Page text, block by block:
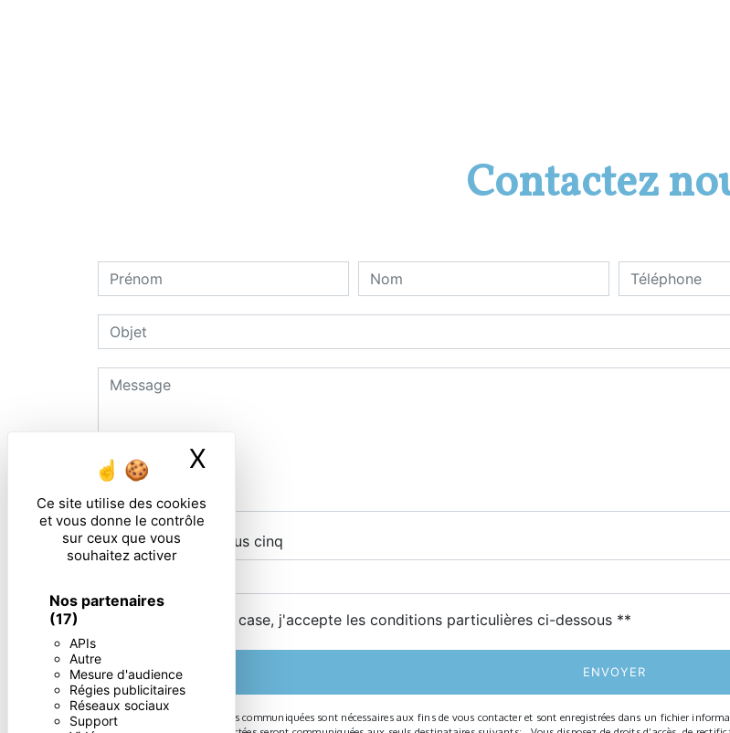
Ce site utilise des cookies
et vous donne le contrôle
sur ceux que vous
souhaitez activer
Nos partenaires
(17)
APIs
Autre
Mesure d'audience
Régies publicitaires
Réseaux sociaux
Support
X
Contactez
Combien font six plus cinq
En cochant cette case, j'accepte les conditions particulières ci-dessous **
ENVOYER
** Les données personnelles communiquées sont nécessaires aux fins de vous contacter et sont enregistrées dans un fichier